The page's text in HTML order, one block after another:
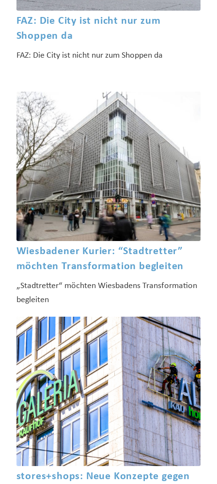
FAZ: Die City ist nicht nur zum
Shoppen da
FAZ: Die City ist nicht nur zum Shoppen da
Wiesbadener Kurier: “Stadtretter”
möchten Transformation begleiten
„Stadtretter“ möchten Wiesbadens Transformation
begleiten
stores+shops: Neue Konzepte gegen